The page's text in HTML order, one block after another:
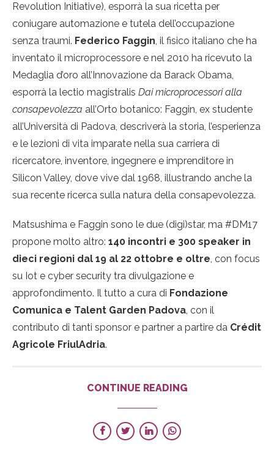
Revolution Initiative), esporrà la sua ricetta per
coniugare automazione e tutela dell’occupazione
senza traumi. Federico Faggin, il fisico italiano che ha
inventato il microprocessore e nel 2010 ha ricevuto la
Medaglia d’oro all’Innovazione da Barack Obama,
esporrà la lectio magistralis Dai microprocessori alla
consapevolezza all’Orto botanico: Faggin, ex studente
all’Università di Padova, descriverà la storia, l’esperienza
e le lezioni di vita imparate nella sua carriera di
ricercatore, inventore, ingegnere e imprenditore in
Silicon Valley, dove vive dal 1968, illustrando anche la
sua recente ricerca sulla natura della consapevolezza.
Matsushima e Faggin sono le due (digi)star, ma #DM17
propone molto altro: 140 incontri e 300 speaker in
dieci regioni dal 19 al 22 ottobre e oltre, con focus
su Iot e cyber security tra divulgazione e
approfondimento. Il tutto a cura di Fondazione
Comunica e Talent Garden Padova, con il
contributo di tanti sponsor e partner a partire da Crédit
Agricole FriulAdria.
CONTINUE READING